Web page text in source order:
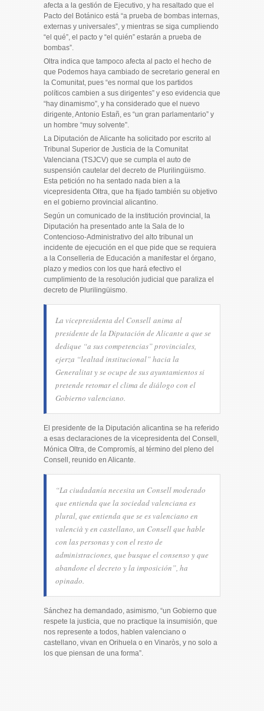
afecta a la gestión de Ejecutivo, y ha resaltado que el
Pacto del Botánico está “a prueba de bombas internas,
externas y universales”, y mientras se siga cumpliendo
“el qué”, el pacto y “el quién” estarán a prueba de
bombas”.
Oltra indica que tampoco afecta al pacto el hecho de
que Podemos haya cambiado de secretario general en
la Comunitat, pues “es normal que los partidos
políticos cambien a sus dirigentes” y eso evidencia que
“hay dinamismo”, y ha considerado que el nuevo
dirigente, Antonio Estañ, es “un gran parlamentario” y
un hombre “muy solvente”.
La Diputación de Alicante ha solicitado por escrito al
Tribunal Superior de Justicia de la Comunitat
Valenciana (TSJCV) que se cumpla el auto de
suspensión cautelar del decreto de Plurilingüismo.
Esta petición no ha sentado nada bien a la
vicepresidenta Oltra, que ha fijado también su objetivo
en el gobierno provincial alicantino.
Según un comunicado de la institución provincial, la
Diputación ha presentado ante la Sala de lo
Contencioso-Administrativo del alto tribunal un
incidente de ejecución en el que pide que se requiera
a la Conselleria de Educación a manifestar el órgano,
plazo y medios con los que hará efectivo el
cumplimiento de la resolución judicial que paraliza el
decreto de Plurilingüismo.
La vicepresidenta del Consell anima al
presidente de la Diputación de Alicante a que se
dedique “a sus competencias” provinciales,
ejerza “lealtad institucional” hacia la
Generalitat y se ocupe de sus ayuntamientos si
pretende retomar el clima de diálogo con el
Gobierno valenciano.
El presidente de la Diputación alicantina se ha referido
a esas declaraciones de la vicepresidenta del Consell,
Mónica Oltra, de Compromís, al término del pleno del
Consell, reunido en Alicante.
“La ciudadanía necesita un Consell moderado
que entienda que la sociedad valenciana es
plural, que entienda que se es valenciano en
valencià y en castellano, un Consell que hable
con las personas y con el resto de
administraciones, que busque el consenso y que
abandone el decreto y la imposición”, ha
opinado.
Sánchez ha demandado, asimismo, “un Gobierno que
respete la justicia, que no practique la insumisión, que
nos represente a todos, hablen valenciano o
castellano, vivan en Orihuela o en Vinaròs, y no solo a
los que piensan de una forma”.